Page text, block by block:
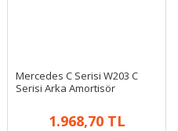
Mercedes C Serisi W203 C
Serisi Arka Amortisör
1.968,70 TL